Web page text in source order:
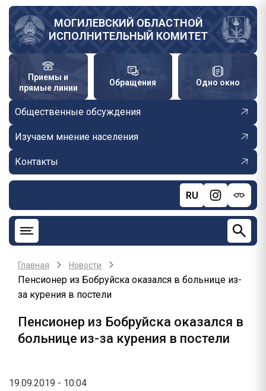
Перейти
основному
содержанию
МОГИЛЕВСКИЙ ОБЛАСТНОЙ
ИСПОЛНИТЕЛЬНЫЙ КОМИТЕТ
Приемы и
прямые линии
Обращения Одно окно
Общественные обсуждения
Изучаем мнение населения
Контакты
RU
Главная Новости
Пенсионер из Бобруйска оказался в больнице из-
за курения в постели
Пенсионер из Бобруйска оказался в
больнице из-за курения в постели
19.09.2019 - 10:04